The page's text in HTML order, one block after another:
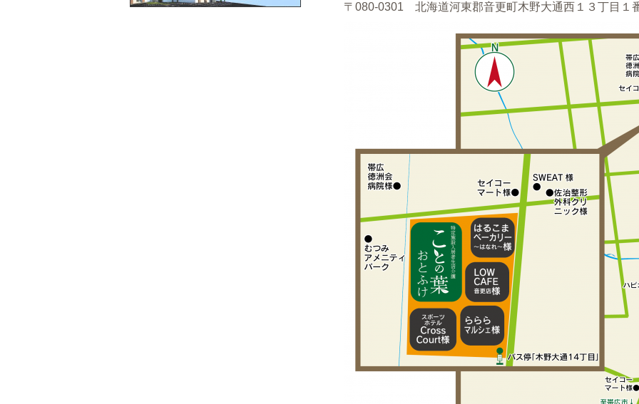
〒080-0301 北海道河東郡音更町木野大通西１３丁目１